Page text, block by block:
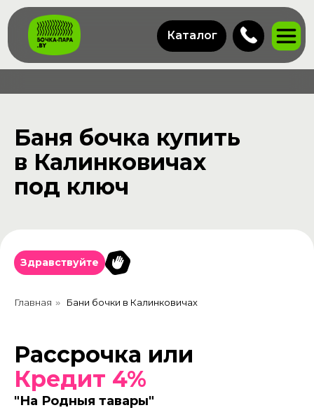
Каталог
Баня бочка купить
в Калинковичах
под ключ
Здравствуйте
Главная » Бани бочки в Калинковичах
Рассрочка или
Кредит 4%
"На Родныя тавары"